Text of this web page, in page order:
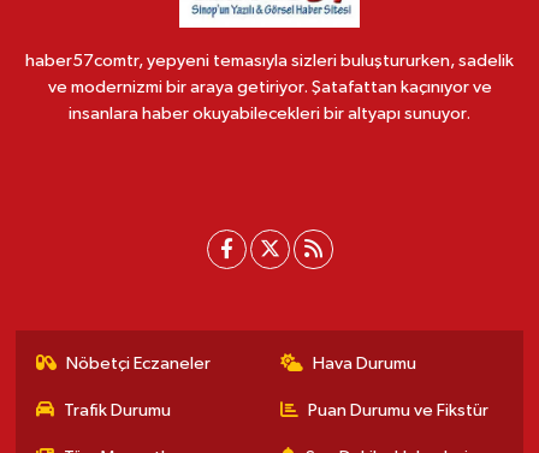
haber57comtr, yepyeni temasıyla sizleri buluştururken, sadelik
ve modernizmi bir araya getiriyor. Şatafattan kaçınıyor ve
insanlara haber okuyabilecekleri bir altyapı sunuyor.
Nöbetçi Eczaneler Hava Durumu
Trafik Durumu Puan Durumu ve Fikstür